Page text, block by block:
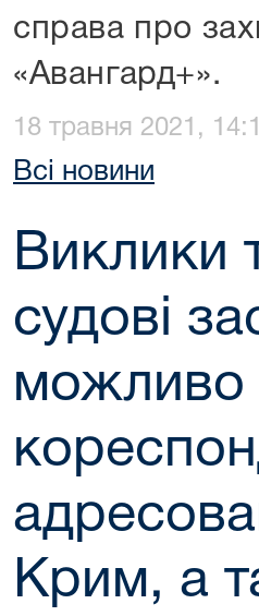
справа про
«Авангард+».
18 травня 2021,
Всі новини
Виклики
судові
можливо
Крим, а